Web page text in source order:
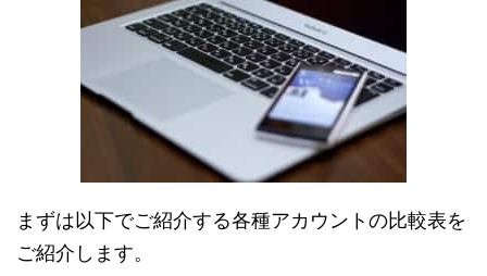
まずは以下でご紹介する各種アカウントの比較表を
ご紹介します。